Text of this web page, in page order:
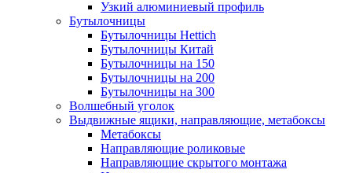
Узкий алюминиевый профиль
Бутылочницы
Бутылочницы Hettich
Бутылочницы Китай
Бутылочницы на 150
Бутылочницы на 200
Бутылочницы на 300
Волшебный уголок
Выдвижные ящики, направляющие, метабоксы
Метабоксы
Направляющие роликовые
Направляющие скрытого монтажа